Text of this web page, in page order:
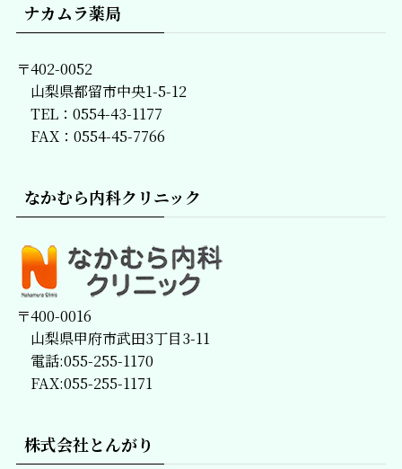
ナカムラ薬局
〒402-0052
山梨県都留市中央1-5-12
TEL：0554-43-1177
FAX：0554-45-7766
なかむら内科クリニック
〒400-0016
山梨県甲府市武田3丁目3-11
電話:055-255-1170
FAX:055-255-1171
株式会社とんがり